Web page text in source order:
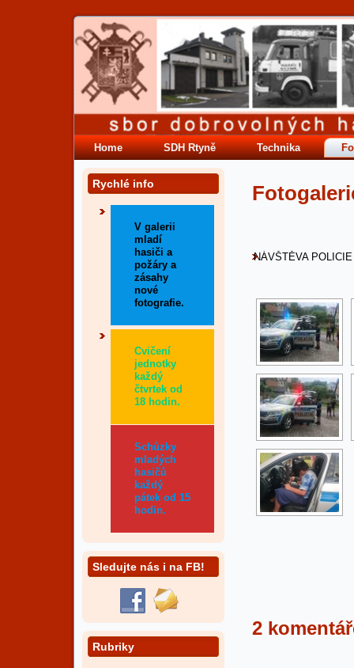
Home SDH Rtyně Technika
Rychlé info
V galerii
mladí
hasiči a
požáry a
zásahy
nové
fotografie.
Cvičení
jednotky
každý
čtvrtek od
18 hodin.
Schůzky
mladých
hasičů
každý
pátek od 15
hodin.
Sledujte nás i na FB!
Rubriky
NÁVŠTĚVA
2